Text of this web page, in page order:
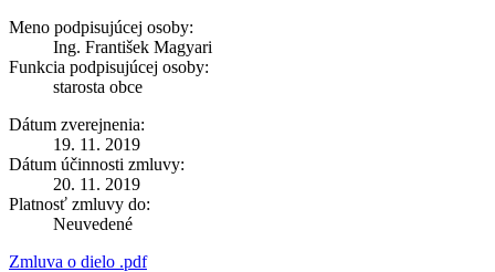
Meno podpisujúcej osoby:
Ing. František Magyari
Funkcia podpisujúcej osoby:
starosta obce
Dátum zverejnenia:
19. 11. 2019
Dátum účinnosti zmluvy:
20. 11. 2019
Platnosť zmluvy do:
Neuvedené
Zmluva o dielo .pdf